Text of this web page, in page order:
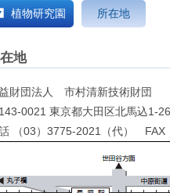
植物研究園 所在地
地
財団法人 市村清新技術財団
0021 東京都大田区北馬込1-
（03）3775-2021（代） FAX